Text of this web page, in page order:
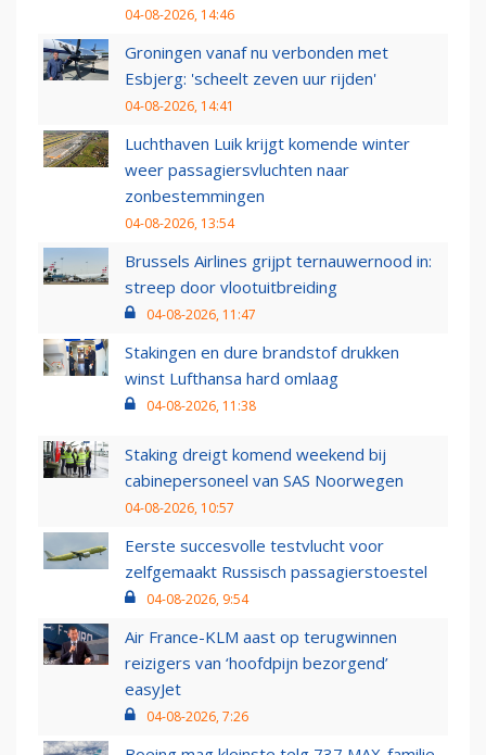
04-08-2026, 14:46
Groningen vanaf nu verbonden met
Esbjerg: 'scheelt zeven uur rijden'
04-08-2026, 14:41
Luchthaven Luik krijgt komende winter
weer passagiersvluchten naar
zonbestemmingen
04-08-2026, 13:54
Brussels Airlines grijpt ternauwernood in:
streep door vlootuitbreiding
04-08-2026, 11:47
Stakingen en dure brandstof drukken
winst Lufthansa hard omlaag
04-08-2026, 11:38
Staking dreigt komend weekend bij
cabinepersoneel van SAS Noorwegen
04-08-2026, 10:57
Eerste succesvolle testvlucht voor
zelfgemaakt Russisch passagierstoestel
04-08-2026, 9:54
Air France-KLM aast op terugwinnen
reizigers van ‘hoofdpijn bezorgend’
easyJet
04-08-2026, 7:26